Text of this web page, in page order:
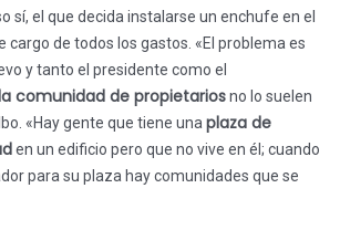
sí, el que decida instalarse un enchufe en el
cargo de todos los gastos. «El problema es
y tanto el presidente como el
comunidad de propietariosno lo suelen
«Hay gente que tiene una plaza de
en un edificio pero que no vive en él; cuando
para su plaza hay comunidades que se